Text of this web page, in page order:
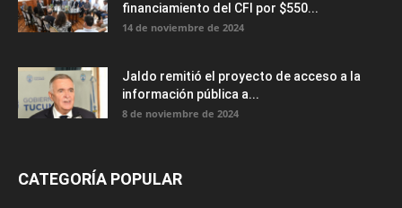
financiamiento del CFI por $550...
14 de noviembre de 2024
Jaldo remitió el proyecto de acceso a la
información pública a...
8 de noviembre de 2024
CATEGORÍA POPULAR